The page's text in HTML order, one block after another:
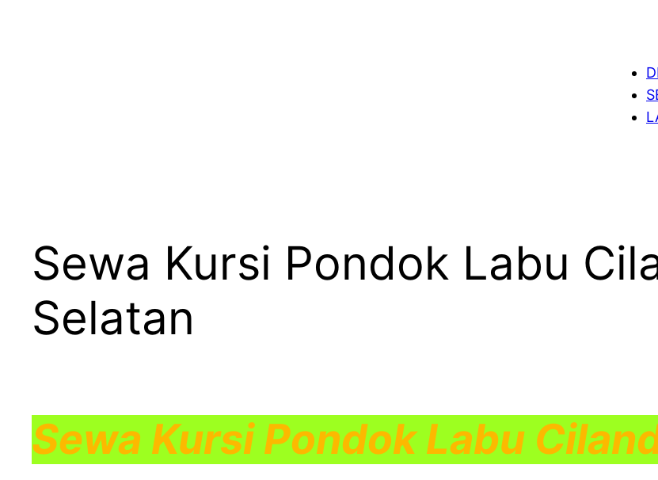
Sewa Kursi Pondok Labu
Selatan
Sewa Kursi Pondok Labu